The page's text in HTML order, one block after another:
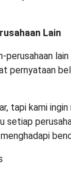
Lain
perusahaan
pernyataan
tapi kami
setiap